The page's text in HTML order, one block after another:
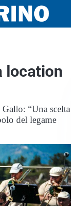
location
“Una scelta
del legame